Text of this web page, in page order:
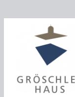
Inhalt
springen